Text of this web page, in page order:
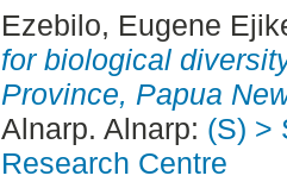
Ezebilo, Eugene
for biological
Province, Papua
Alnarp. Alnarp: (S) >
Research Centre